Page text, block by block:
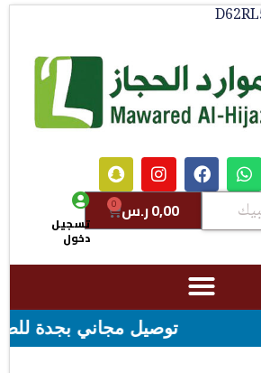
ر.س تسجيل
توصيل مجاني بجدة للطلبات فوق قيمه ال ١٠٠ ريال - شحن مجاني